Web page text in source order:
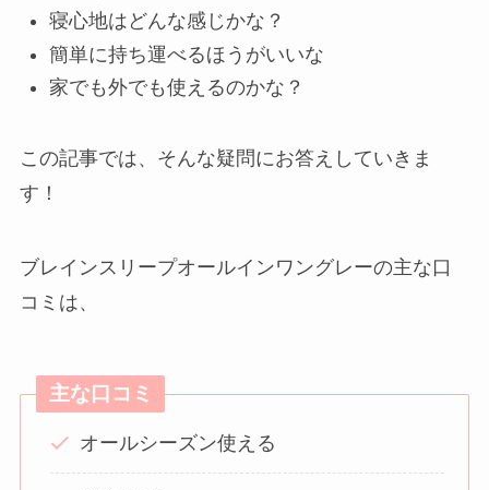
寝心地はどんな感じかな？
簡単に持ち運べるほうがいいな
家でも外でも使えるのかな？
この記事では、そんな疑問にお答えしていきま
す！
ブレインスリープオールインワングレーの主な口
コミは、
主な口コミ
オールシーズン使える